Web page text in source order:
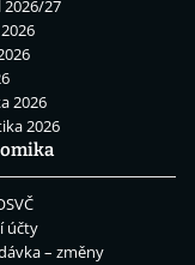
2026/27
2026
2026
účty
– změny